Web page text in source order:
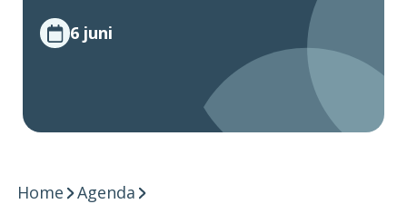
6 juni
Home
Agenda